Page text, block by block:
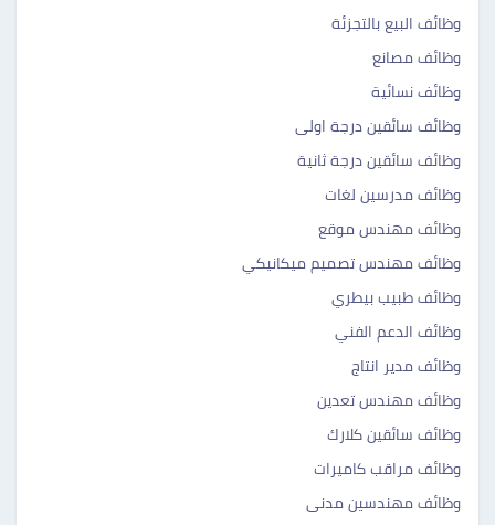
وظائف البيع بالتجزئة
وظائف مصانع
وظائف نسائية
وظائف سائقين درجة اولى
وظائف سائقين درجة ثانية
وظائف مدرسين لغات
وظائف مهندس موقع
وظائف مهندس تصميم ميكانيكي
وظائف طبيب بيطري
وظائف الدعم الفني
وظائف مدير انتاج
وظائف مهندس تعدين
وظائف سائقين كلارك
وظائف مراقب كاميرات
وظائف مهندسين مدنى